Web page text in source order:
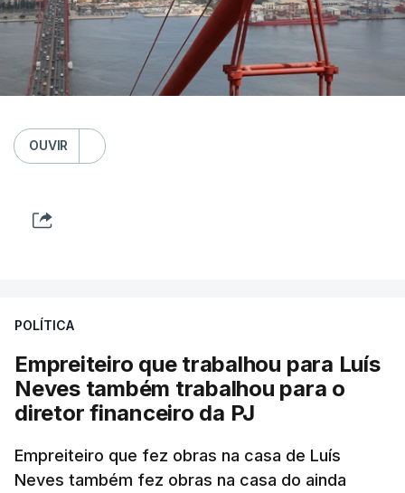
OUVIR
POLÍTICA
Empreiteiro que trabalhou para Luís
Neves também trabalhou para o
diretor financeiro da PJ
Empreiteiro que fez obras na casa de Luís
Neves também fez obras na casa do ainda